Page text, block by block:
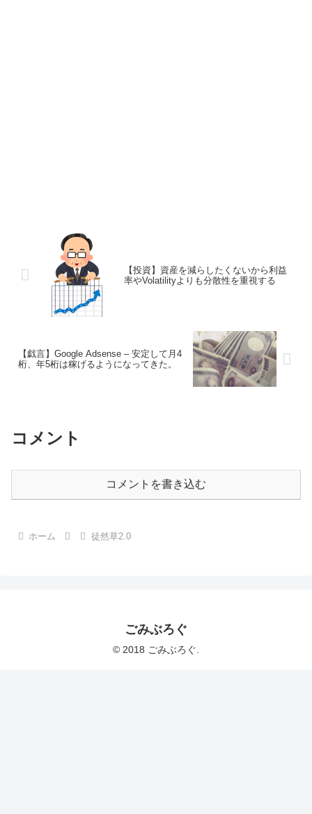
【投資】資産を減らしたくないから利益
率やVolatilityよりも分散性を重視する
【戯言】Google Adsense – 安定して月4
桁、年5桁は稼げるようになってきた。
コメント
コメントを書き込む
ホーム 徒然草2.0
ごみぶろぐ
© 2018 ごみぶろぐ.